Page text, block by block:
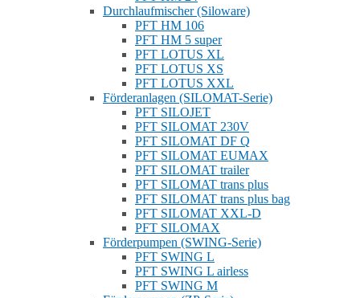
Durchlaufmischer (Siloware)
PFT HM 106
PFT HM 5 super
PFT LOTUS XL
PFT LOTUS XS
PFT LOTUS XXL
Förderanlagen (SILOMAT-Serie)
PFT SILOJET
PFT SILOMAT 230V
PFT SILOMAT DF Q
PFT SILOMAT EUMAX
PFT SILOMAT trailer
PFT SILOMAT trans plus
PFT SILOMAT trans plus bag
PFT SILOMAT XXL-D
PFT SILOMAX
Förderpumpen (SWING-Serie)
PFT SWING L
PFT SWING L airless
PFT SWING M